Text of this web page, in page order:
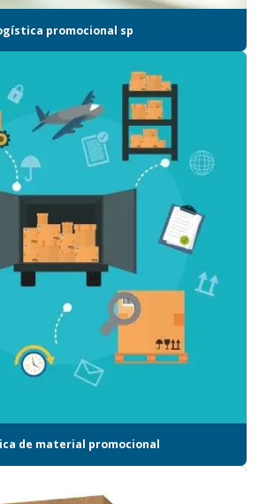
de estoque
aéreo de cargas
rodoviário
e logística em sp
distribuição
promocional
em sp
transporte
promocional sp
de material promocional